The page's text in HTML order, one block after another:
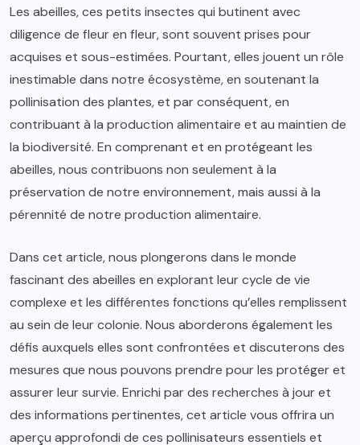
Les abeilles, ces petits insectes qui butinent avec
diligence de fleur en fleur, sont souvent prises pour
acquises et sous-estimées. Pourtant, elles jouent un rôle
inestimable dans notre écosystème, en soutenant la
pollinisation des plantes, et par conséquent, en
contribuant à la production alimentaire et au maintien de
la biodiversité. En comprenant et en protégeant les
abeilles, nous contribuons non seulement à la
préservation de notre environnement, mais aussi à la
pérennité de notre production alimentaire.
Dans cet article, nous plongerons dans le monde
fascinant des abeilles en explorant leur cycle de vie
complexe et les différentes fonctions qu’elles remplissent
au sein de leur colonie. Nous aborderons également les
défis auxquels elles sont confrontées et discuterons des
mesures que nous pouvons prendre pour les protéger et
assurer leur survie. Enrichi par des recherches à jour et
des informations pertinentes, cet article vous offrira un
aperçu approfondi de ces pollinisateurs essentiels et